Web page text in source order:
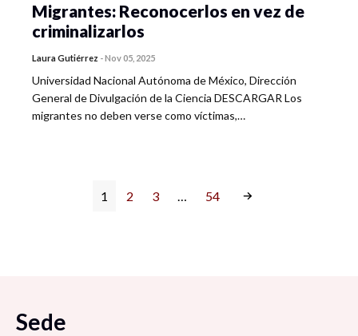
Migrantes: Reconocerlos en vez de
criminalizarlos
Laura Gutiérrez -Nov 05, 2025
Universidad Nacional Autónoma de México, Dirección
General de Divulgación de la Ciencia DESCARGAR Los
migrantes no deben verse como víctimas,…
1 2 3 … 54
Sede